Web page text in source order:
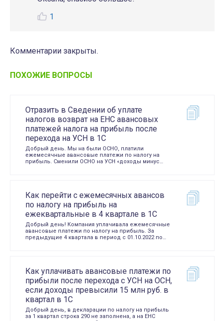
1
Комментарии закрыты.
ПОХОЖИЕ ВОПРОСЫ
Отразить в Сведении об уплате
налогов возврат на ЕНС авансовых
платежей налога на прибыль после
перехода на УСН в 1С
Добрый день. Мы на были ОСНО, платили
ежемесячные авансовые платежи по налогу на
прибыль. Сменили ОСНО на УСН «доходы минус…
Как перейти с ежемесячных авансов
по налогу на прибыль на
ежеквартальные в 4 квартале в 1С
Добрый день! Компания уплачивала ежемесячные
авансовые платежи по налогу на прибыль. За
предыдущие 4 квартала в период с 01.10.2022 по…
Как уплачивать авансовые платежи по
прибыли после перехода с УСН на ОСН,
если доходы превысили 15 млн руб. в
квартал в 1С
Добрый день, в декларации по налогу на прибыль
за 1 квартал строка 290 не заполнена, а на ЕНС